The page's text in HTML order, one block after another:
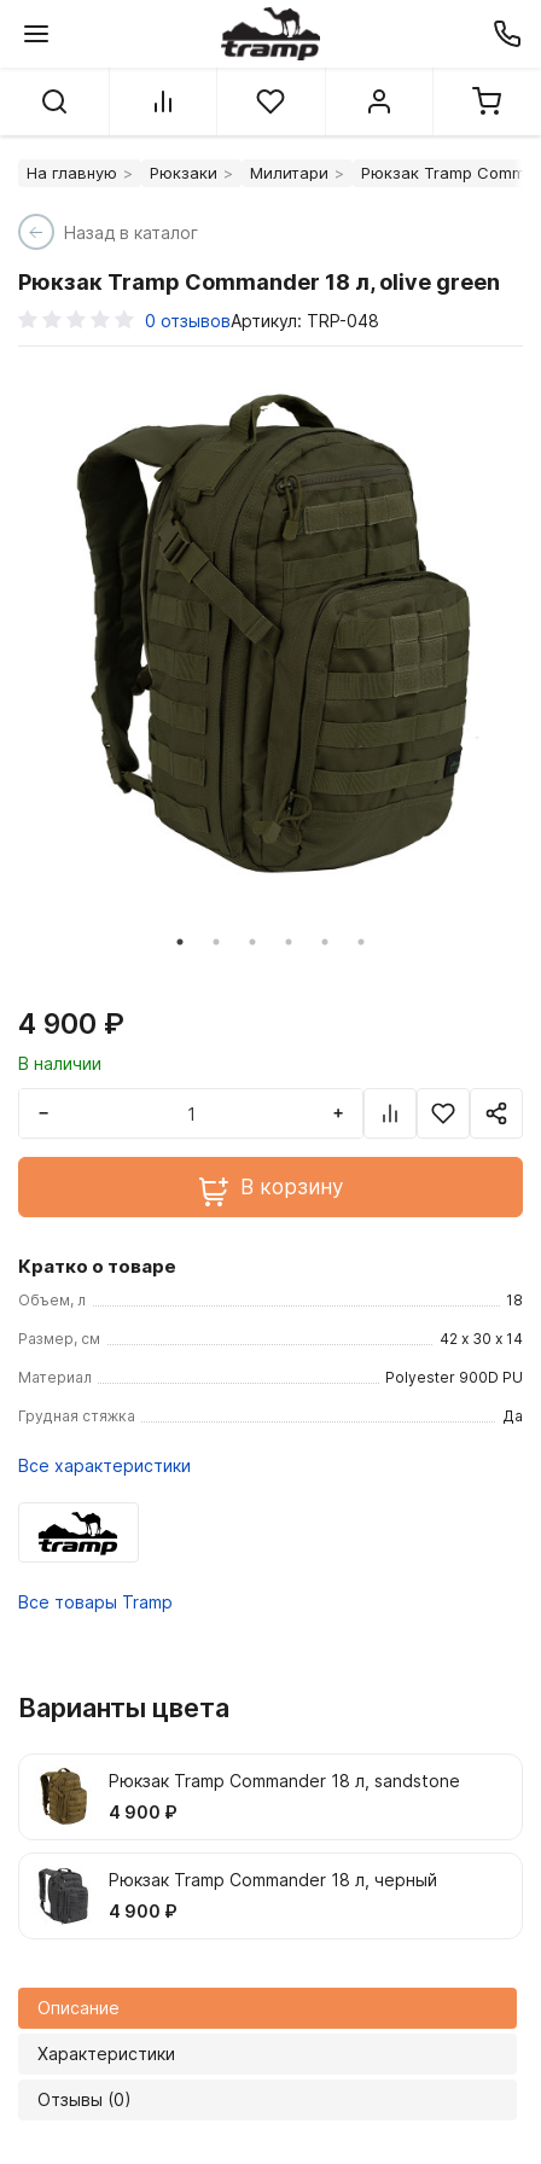
На главную Рюкзаки Милитари Рюкзак Tramp
Назад в каталог
Рюкзак Tramp Commander 18 л, olive green
0 отзывовАртикул: TRP-048
4 900 ₽
В наличии
− +
В корзину
Кратко о товаре
Объем, л 18
Размер, см 42 х 30 х 14
Материал Polyester 900D PU
Грудная стяжка Да
Все характеристики
Все товары Tramp
Варианты цвета
Рюкзак Tramp Commander 18 л, sandstone
4 900 ₽
Рюкзак Tramp Commander 18 л, черный
4 900 ₽
Описание
Характеристики
Отзывы (0)